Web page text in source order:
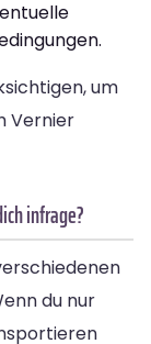
um
Vernier
infrage?
du nur